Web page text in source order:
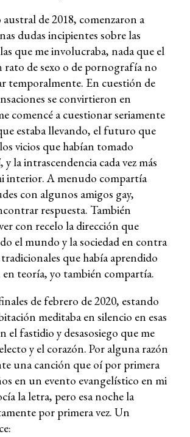
austral de 2018, comenzaron a
dudas incipientes sobre las
que me involucraba, nada que el
rato de sexo o de pornografía no
temporalmente. En cuestión de
se convirtieron en
comencé a cuestionar seriamente
estaba llevando, el futuro que
vicios que habían tomado
la intrascendencia cada vez más
interior. A menudo compartía
con algunos amigos gay,
respuesta. También
con recelo la dirección que
el mundo y la sociedad en contra
que había aprendido
en teoría, yo también compartía.
de febrero de 2020, estando
meditaba en silencio en esas
el fastidio y desasosiego que me
y el corazón. Por alguna razón
una canción que oí por primera
en un evento evangelístico en mi
la letra, pero esa noche la
por primera vez. Un